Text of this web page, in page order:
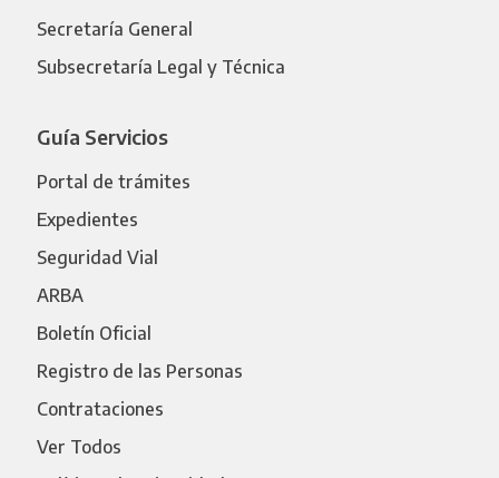
Secretaría General
Subsecretaría Legal y Técnica
Guía Servicios
Portal de trámites
Expedientes
Seguridad Vial
ARBA
Boletín Oficial
Registro de las Personas
Contrataciones
Ver Todos